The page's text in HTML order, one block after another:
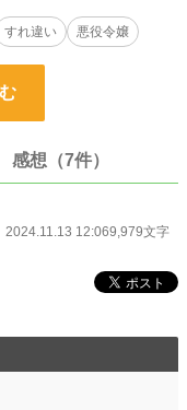
れていた。
王子との数少ない思い出を
すれ違い 悪役令嬢
感想（7件）
2024.11.13 12:069,979文字